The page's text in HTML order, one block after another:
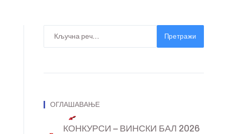
Претражи
ОГЛАШАВАЊЕ
КОНКУРСИ – ВИНСКИ БАЛ 2026